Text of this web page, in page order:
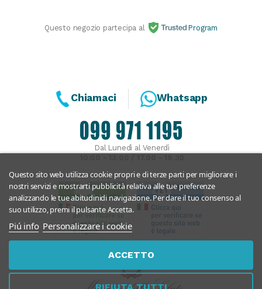
Questo negozio partecipa al Program
Questo sito web utilizza cookie propri e di terze parti per migliorare i
nostri servizi e mostrarti pubblicità relativa alle tue preferenze
analizzando le tue abitudinidi navigazione. Per dare il tuo consenso al
suo utilizzo, premi il pulsante Accetta.
Piú info Personalizzare i cookie
ACCETTO
Chiamaci Whatsapp
Dal Lunedì al Venerdì